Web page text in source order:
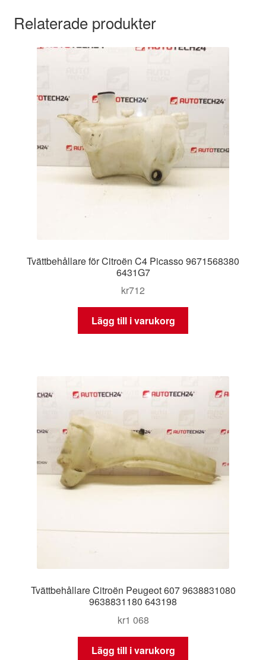
Relaterade produkter
Tvättbehållare för Citroën C4 Picasso 9671568380
6431G7
kr712
Lägg till i varukorg
Tvättbehållare Citroën Peugeot 607 9638831080
9638831180 643198
kr1 068
Lägg till i varukorg